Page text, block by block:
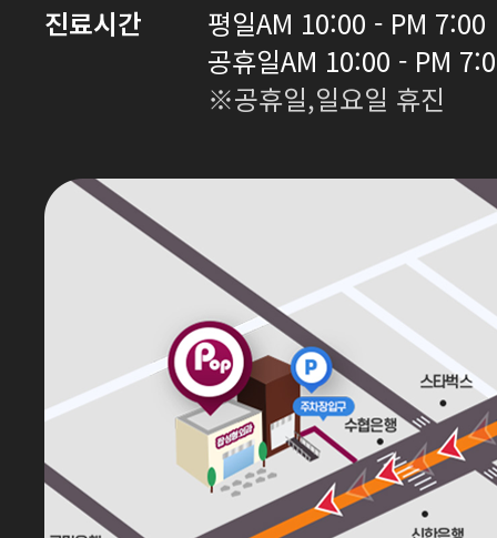
진료시간
평일AM 10:00 - PM 7:00
공휴일AM 10:00 - PM
※공휴일,일요일 휴진